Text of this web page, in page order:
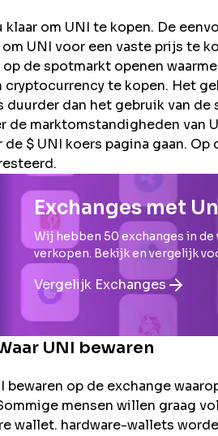
klaar om UNI te kopen. De
UNI voor een vaste prijs te
de spotmarkt openen
cryptocurrency te kopen. Het
duurder dan het gebruik van
de marktomstandigheden van
de $ UNI koers pagina gaan.
Exchanges met
Wij hebben 50 exchanges in
verkopen. Bekijk en vergelijk
Vergelijk Exchanges
UNI bewaren
bewaren op de exchange
mensen willen graag
wallet. hardware-wallets